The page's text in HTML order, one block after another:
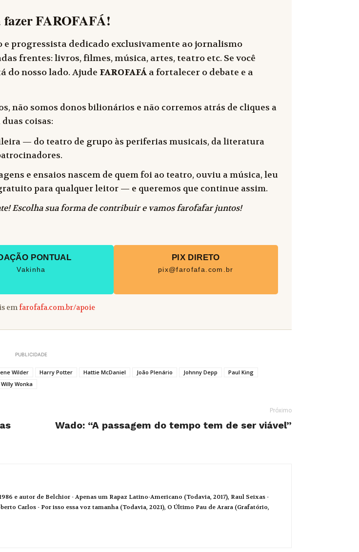
fazerFAROFAFÁ!
e progressista dedicado exclusivamente ao jornalismo
frentes: livros, filmes, música, artes, teatro etc. Se você
do nosso lado. Ajude FAROFAFÁ a fortalecer o debate e a
não somos donos bilionários e não corremos atrás de cliques a
coisas:
— do teatro de grupo às periferias musicais, da literatura
e ensaios nascem de quem foi ao teatro, ouviu a música, leu
para qualquer leitor — e queremos que continue assim.
Escolha sua forma de contribuir e vamos farofafar juntos!
PONTUAL
Vakinha
PIX DIRETO
pix@farofafa.com.br
emfarofafa.com.br/apoie
PUBLICIDADE
Wilder Harry Potter Hattie McDaniel João Plenário Johnny Depp
Paul King
Willy Wonka
Próximo
Wado: “A passagem do tempo tem de ser viável”
e autor de Belchior - Apenas um Rapaz Latino-Americano (Todavia, 2017), Raul Seixas -
Carlos - Por isso essa voz tamanha (Todavia, 2021), O Último Pau de Arara (Grafatório,